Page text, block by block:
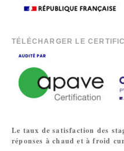
TÉLÉCHARGER LE
Le taux de satisfaction des
réponses à chaud et à froid